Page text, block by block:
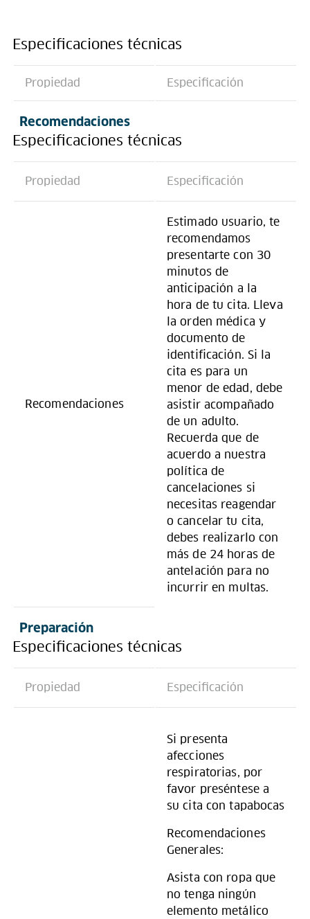
Especificaciones técnicas
Propiedad Especificación
Recomendaciones
Especificaciones técnicas
Propiedad Especificación
Recomendaciones
Estimado usuario, te
recomendamos
presentarte con 30
minutos de
anticipación a la
hora de tu cita. Lleva
la orden médica y
documento de
identificación. Si la
cita es para un
menor de edad, debe
asistir acompañado
de un adulto.
Recuerda que de
acuerdo a nuestra
política de
cancelaciones si
necesitas reagendar
o cancelar tu cita,
debes realizarlo con
más de 24 horas de
antelación para no
incurrir en multas.
Preparación
Especificaciones técnicas
Propiedad Especificación
Si presenta
afecciones
respiratorias, por
favor preséntese a
su cita con tapabocas
Recomendaciones
Generales:
Asista con ropa que
no tenga ningún
elemento metálico